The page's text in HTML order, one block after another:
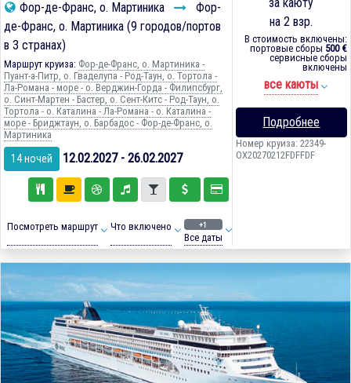
Фор-де-Франс, о. Мартиника
Фор-
де-Франс, о. Мартиника (9 городов/портов
в 3 странах)
Маршрут круиза: Фор-де-Франс, о. Мартиника -
Пуант-а-Питр, о. Гваделупа - Род-Таун, о. Тортола -
Ла-Романа - море - о. Верджин-Горда - Филипсбург,
о. Синт-Мартен - Бастер, о. Сент-Китс - Род-Таун, о.
Тортола - о. Каталина - Ла-Романа - о. Каталина -
море - Бриджтаун, о. Барбадос - Фор-де-Франс, о.
Мартиника
14 ночей 12.02.2027 - 26.02.2027
Посмотреть маршрут Что включено +1
Все даты
на 2 взр.
В стоимость включены:
портовые сборы 500 €
сервисные сборы
включены
все каюты
Подробнее
Номер круиза: 22349-
OX20270212FDFFDF